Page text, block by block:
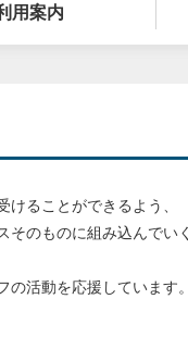
用案内
ることができるよう、
そのものに組み込んでい
活動を応援しています。